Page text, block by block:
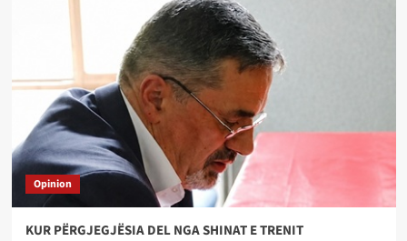
Opinion
KUR PËRGJEGJËSIA DEL NGA SHINAT E TRENIT